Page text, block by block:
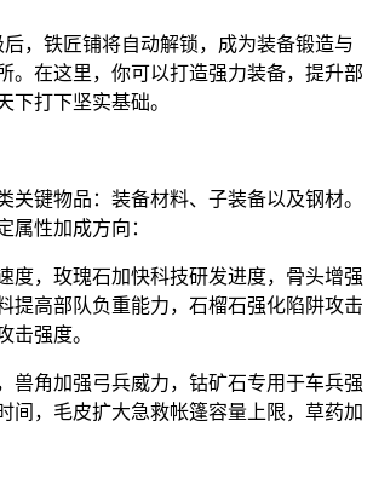
，铁匠铺将自动解锁，成为装备锻造与
。在这里，你可以打造强力装备，提升部
下打下坚实基础。
关键物品：装备材料、子装备以及钢材。
属性加成方向：
度，玫瑰石加快科技研发进度，骨头增强
提高部队负重能力，石榴石强化陷阱攻击
击强度。
兽角加强弓兵威力，钴矿石专用于车兵强
间，毛皮扩大急救帐篷容量上限，草药加